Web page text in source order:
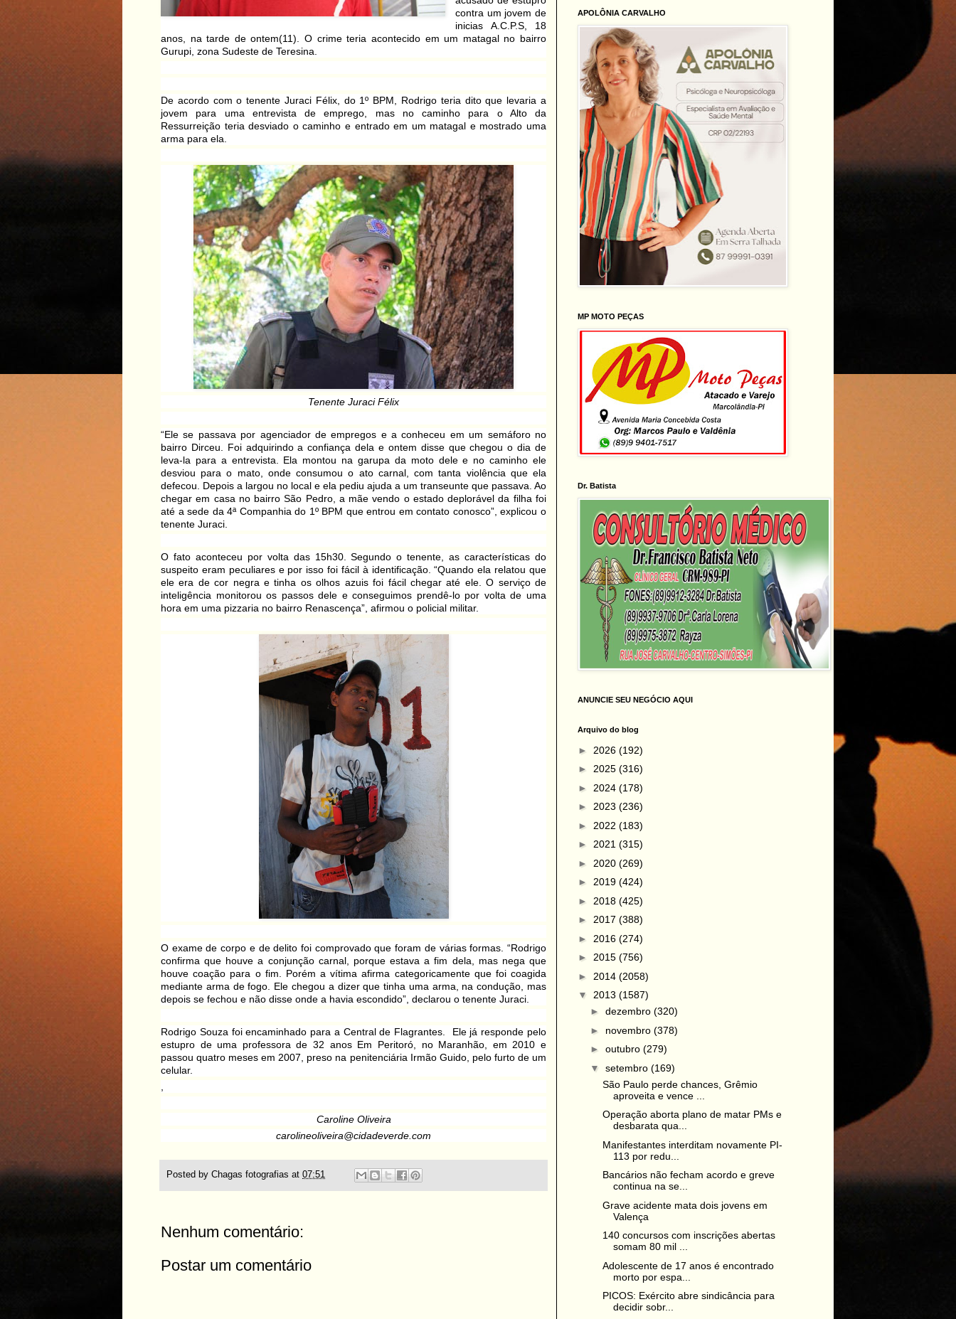
contra um jovem de
inicias A.C.P.S, 18
anos, na tarde de ontem(11). O crime teria acontecido em um matagal no bairro
Gurupi, zona Sudeste de Teresina.
De acordo com o tenente Juraci Félix, do 1º BPM, Rodrigo teria dito que levaria a
jovem para uma entrevista de emprego, mas no caminho para o Alto da
Ressurreição teria desviado o caminho e entrado em um matagal e mostrado uma
arma para ela.
Tenente Juraci Félix
“Ele se passava por agenciador de empregos e a conheceu em um semáforo no
bairro Dirceu. Foi adquirindo a confiança dela e ontem disse que chegou o dia de
leva-la para a entrevista. Ela montou na garupa da moto dele e no caminho ele
desviou para o mato, onde consumou o ato carnal, com tanta violência que ela
defecou. Depois a largou no local e ela pediu ajuda a um transeunte que passava. Ao
chegar em casa no bairro São Pedro, a mãe vendo o estado deplorável da filha foi
até a sede da 4ª Companhia do 1º BPM que entrou em contato conosco”, explicou o
tenente Juraci.
O fato aconteceu por volta das 15h30. Segundo o tenente, as características do
suspeito eram peculiares e por isso foi fácil à identificação. “Quando ela relatou que
ele era de cor negra e tinha os olhos azuis foi fácil chegar até ele. O serviço de
inteligência monitorou os passos dele e conseguimos prendê-lo por volta de uma
hora em uma pizzaria no bairro Renascença”, afirmou o policial militar.
O exame de corpo e de delito foi comprovado que foram de várias formas. “Rodrigo
confirma que houve a conjunção carnal, porque estava a fim dela, mas nega que
houve coação para o fim. Porém a vítima afirma categoricamente que foi coagida
mediante arma de fogo. Ele chegou a dizer que tinha uma arma, na condução, mas
depois se fechou e não disse onde a havia escondido”, declarou o tenente Juraci.
Rodrigo Souza foi encaminhado para a Central de Flagrantes. Ele já responde pelo
estupro de uma professora de 32 anos Em Peritoró, no Maranhão, em 2010 e
passou quatro meses em 2007, preso na penitenciária Irmão Guido, pelo furto de um
celular.
,
Caroline Oliveira
carolineoliveira@cidadeverde.com
Posted by Chagas fotografias at 07:51
Nenhum comentário:
Postar um comentário
APOLÔNIA CARVALHO
MP MOTO PEÇAS
Dr. Batista
ANUNCIE SEU NEGÓCIO AQUI
Arquivo do blog
► 2026 (192)
► 2025 (316)
► 2024 (178)
► 2023 (236)
► 2022 (183)
► 2021 (315)
► 2020 (269)
► 2019 (424)
► 2018 (425)
► 2017 (388)
► 2016 (274)
► 2015 (756)
► 2014 (2058)
▼ 2013 (1587)
► dezembro (320)
► novembro (378)
► outubro (279)
▼ setembro (169)
São Paulo perde chances, Grêmio
aproveita e vence ...
Operação aborta plano de matar PMs e
desbarata qua...
Manifestantes interditam novamente PI-
113 por redu...
Bancários não fecham acordo e greve
continua na se...
Grave acidente mata dois jovens em
Valença
140 concursos com inscrições abertas
somam 80 mil ...
Adolescente de 17 anos é encontrado
morto por espa...
PICOS: Exército abre sindicância para
decidir sobr...